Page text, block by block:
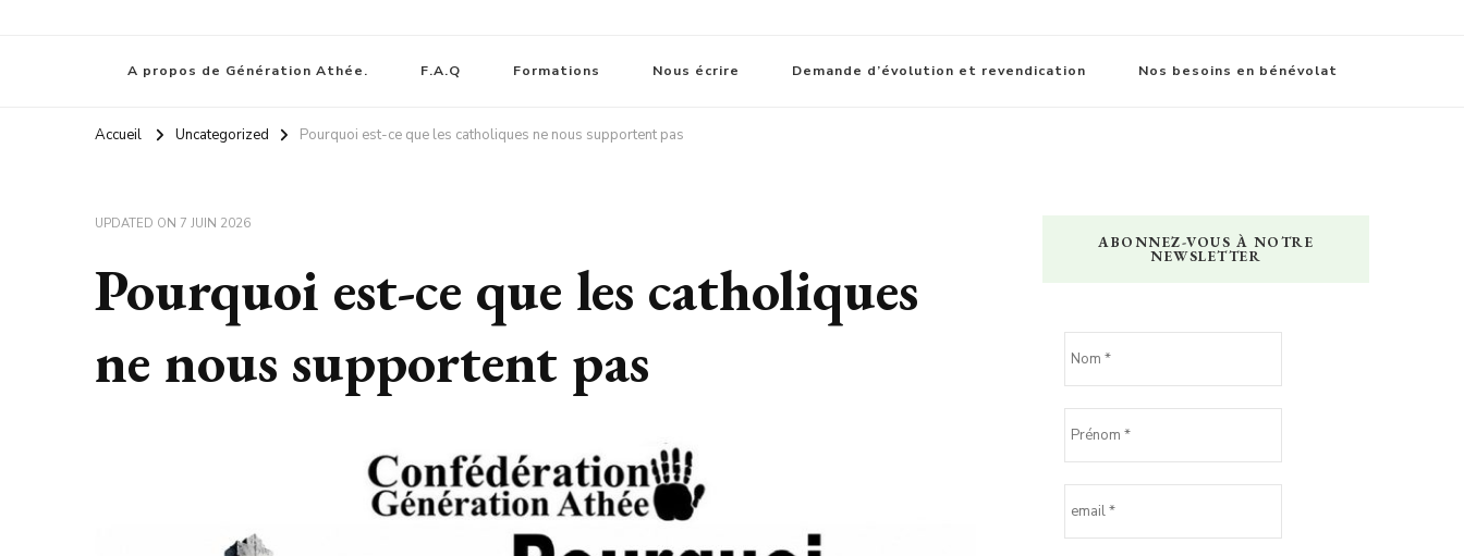
A propos de Génération Athée. F.A.Q Formations Nous écrire Demande d’évolution et revendication Nos besoins en bénévolat
Accueil Uncategorized Pourquoi est-ce que les catholiques ne nous supportent pas
UPDATED ON 7 JUIN 2026
Pourquoi est-ce que les catholiques
ne nous supportent pas
ABONNEZ-VOUS À NOTRE
NEWSLETTER